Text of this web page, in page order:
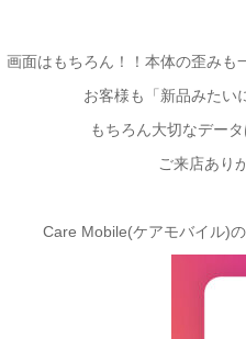
画面はもちろん！！本体の歪み
お客様も「新品みたい
もちろん大切なデー
ご来店あ
Care Mobile(ケアモバイル)